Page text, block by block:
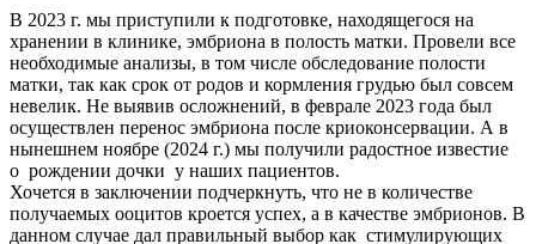
В 2023 г. мы приступили к подготовке, находящегося на
хранении в клинике, эмбриона в полость матки. Провели все
необходимые анализы, в том числе обследование полости
матки, так как срок от родов и кормления грудью был совсем
невелик. Не выявив осложнений, в феврале 2023 года был
осуществлен перенос эмбриона после криоконсервации. А в
нынешнем ноябре (2024 г.) мы получили радостное известие
о рождении дочки у наших пациентов.
Хочется в заключении подчеркнуть, что не в количестве
получаемых ооцитов кроется успех, а в качестве эмбрионов. В
данном случае дал правильный выбор как стимулирующих